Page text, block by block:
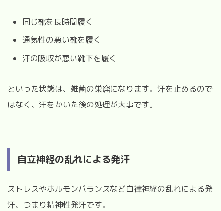
同じ靴を長時間履く
通気性の悪い靴を履く
汗の吸収が悪い靴下を履く
といった状態は、雑菌の巣窟になります。 汗を止めるので
はなく、汗をかいた後の処理が大事です。
自立神経の乱れによる発汗
ストレスやホルモンバランスなど自律神経の乱れによる発
汗、つまり精神性発汗です。